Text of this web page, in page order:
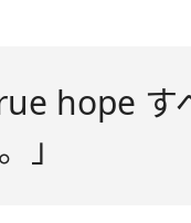
hope す
」